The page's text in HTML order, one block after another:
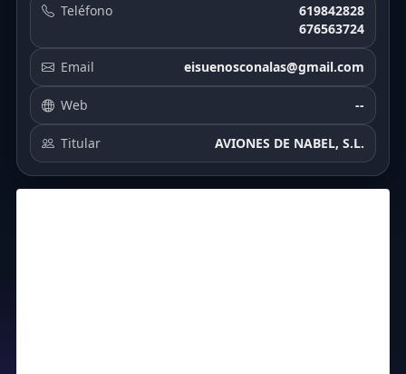
Teléfono
619842828
676563724
Email eisuenosconalas@gmail.com
Web --
Titular AVIONES DE NABEL, S.L.